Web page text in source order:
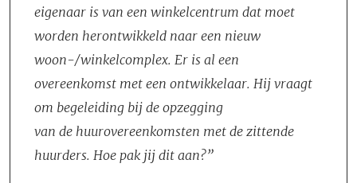
eigenaar is van een winkelcentrum dat moet
worden herontwikkeld naar een nieuw
woon-/winkelcomplex. Er is al een
overeenkomst met een ontwikkelaar. Hij vraagt
om begeleiding bij de opzegging
van de huurovereenkomsten met de zittende
huurders. Hoe pak jij dit aan?